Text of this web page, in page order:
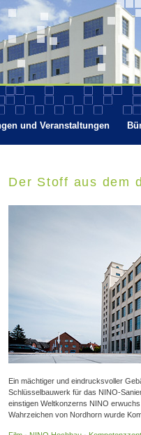
und Veranstaltungen
Der Stoff aus dem
Ein mächtiger und eindrucksvoller
Schlüsselbauwerk für das NINO-
einstigen Weltkonzerns NINO
Wahrzeichen von Nordhorn wurde